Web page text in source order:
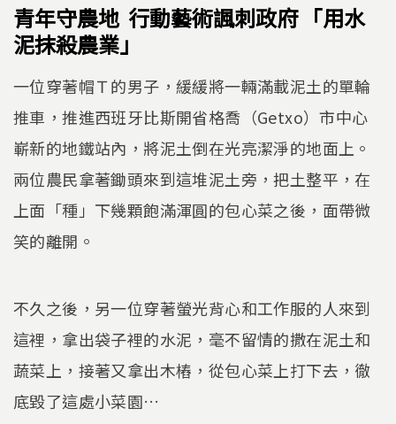
青年守農地 行動藝術諷刺政府 「用水
泥抹殺農業」
一位穿著帽Ｔ的男子，緩緩將一輛滿載泥土的單輪
推車，推進西班牙比斯開省格喬（Getxo）市中心
嶄新的地鐵站內，將泥土倒在光亮潔淨的地面上。
兩位農民拿著鋤頭來到這堆泥土旁，把土整平，在
上面「種」下幾顆飽滿渾圓的包心菜之後，面帶微
笑的離開。
不久之後，另一位穿著螢光背心和工作服的人來到
這裡，拿出袋子裡的水泥，毫不留情的撒在泥土和
蔬菜上，接著又拿出木樁，從包心菜上打下去，徹
底毀了這處小菜園…